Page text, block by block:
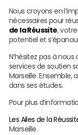
Nous croyons en
nécessaires pour
de la Réussite,
potentiel et
N’hésitez pas à
services de soutien
Marseille. Ensemble,
dans ses études.
Pour plus
Les Ailes de la
Marseille.